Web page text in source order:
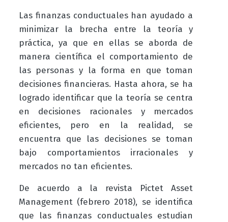
Las finanzas conductuales han ayudado a
minimizar la brecha entre la teoría y
práctica, ya que en ellas se aborda de
manera científica el comportamiento de
las personas y la forma en que toman
decisiones financieras. Hasta ahora, se ha
logrado identificar que la teoría se centra
en decisiones racionales y mercados
eficientes, pero en la realidad, se
encuentra que las decisiones se toman
bajo comportamientos irracionales y
mercados no tan eficientes.
De acuerdo a la revista Pictet Asset
Management (febrero 2018), se identifica
que las finanzas conductuales estudian